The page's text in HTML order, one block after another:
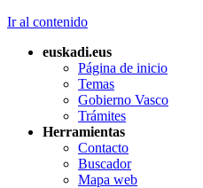
Ir al contenido
euskadi.eus
Página de inicio
Temas
Gobierno Vasco
Trámites
Herramientas
Contacto
Buscador
Mapa web